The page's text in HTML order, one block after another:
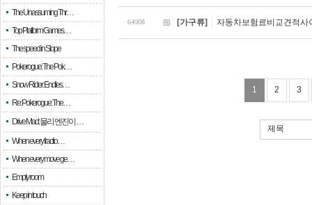
The Unassuming Thr…
Top Platform Games…
The speed in Slope
Pokerogue: The Pok…
Snow Rider: Endles…
Re: Pokerogue: The…
Drive Mad: 물리 엔진이 …
When every fractio…
When every move ge…
Empty room
Keep in touch
64008 [가구류] 자동차보험료비교견적
1 2 3
제목